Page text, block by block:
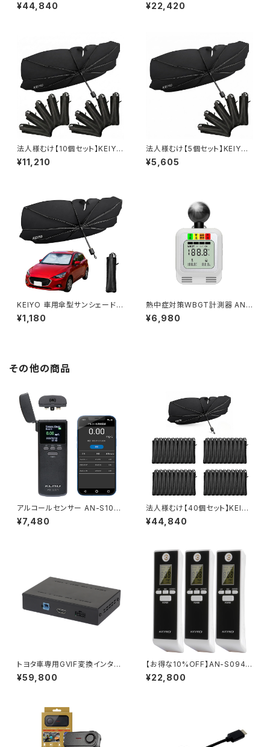
骨 遮熱 UV対策 V字カット 収納
¥44,840
遮熱 UV対策 V字カット 収納カ
¥22,420
法人様むけ【10個セット】KEIYO
車用傘型サンシェード 10本骨
遮熱 UV対策 V字カット 収納カ
¥11,210
法人様むけ【5個セット】KEIYO
車用傘型サンシェード 10本骨
遮熱 UV対策 V字カット 収納カ
¥5,605
KEIYO 車用傘型サンシェード 1
0本骨 遮熱 UV対策 V字カット
収納カバー付き Lサイズ Mサ
¥1,180
熱中症対策WBGT計測器 AN-
S156
¥6,980
その他の商品
アルコールセンサー AN-S104
【センサーカートリッジ交換式】
¥7,480
法人様むけ【40個セット】KEIY
O 車用傘型サンシェード 10本
骨 遮熱 UV対策 V字カット 収納
¥44,840
トヨタ車専用GVIF変換インター
フェース AN-S142
¥59,800
【お得な10%OFF】AN-S094
の3個セット
¥22,800